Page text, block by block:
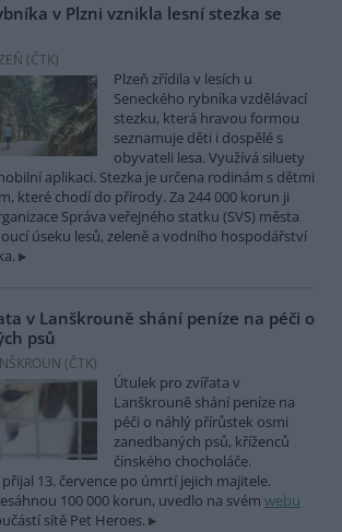
v Plzni vznikla lesní stezka se
(ČTK)
Plzeň zřídila v lesích u
Seneckého rybníka vzdělávací
stezku, která hravou formou
seznamuje děti i dospělé s
obyvateli lesa. Využívá siluety
aplikaci. Stezka je určena rodinám s dětmi
které chodí do přírody. Za 244 000 korun ji
Správa veřejného statku (SVS) města
úseku lesů, zeleně a vodního hospodářství
v Lanškrouně shání peníze na péči o
psů
(ČTK)
Útulek pro zvířata v
Lanškrouně shání peníze na
péči o náhlý přírůstek osmi
zanedbaných psů, kříženců
čínského chocholáče.
13. července po úmrtí jejich majitele.
100 000 korun, uvedlo na svém webu
sítě Pet Heroes.